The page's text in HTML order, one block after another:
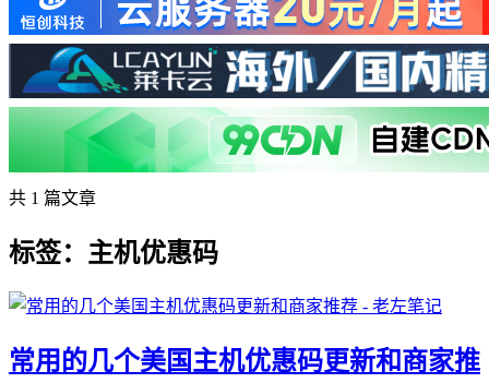
共 1 篇文章
标签：主机优惠码
常用的几个美国主机优惠码更新和商家推